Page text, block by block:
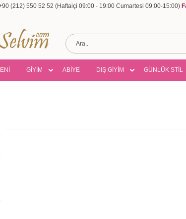
(212) 550 52 52 (Haftaiçi 09:00 - 19:00 Cumartesi 09:00-15:00)
GİYİM ABİYE DIŞ GİYİM GÜNLÜK STİL